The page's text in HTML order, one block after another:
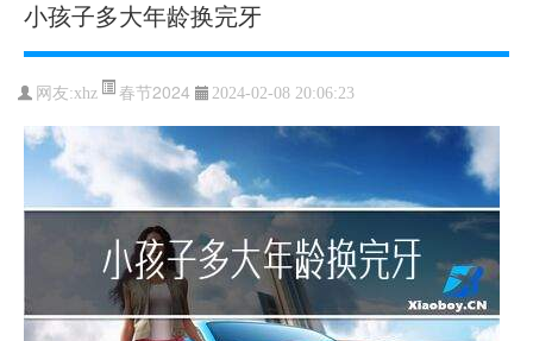
小孩子多大年龄换完牙
网友:xhz 春节2024 2024-02-08 20:06:23